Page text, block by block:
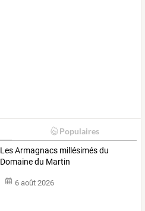
Populaires
Les Armagnacs millésimés du
Domaine du Martin
6 août 2026